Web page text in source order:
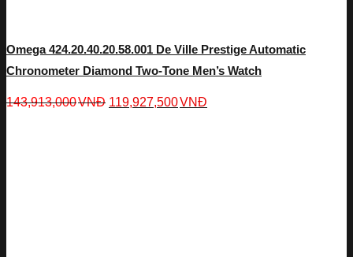
Omega 424.20.40.20.58.001 De Ville Prestige Automatic
Chronometer Diamond Two-Tone Men’s Watch
143,913,000VNĐ 119,927,500VNĐ